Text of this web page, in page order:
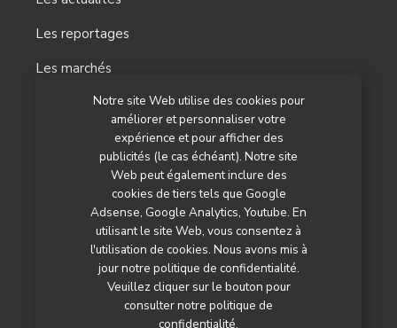
Notre site Web utilise des cookies pour
améliorer et personnaliser votre
expérience et pour afficher des
publicités (le cas échéant). Notre site
Web peut également inclure des
cookies de tiers tels que Google
Adsense, Google Analytics, Youtube. En
utilisant le site Web, vous consentez à
l'utilisation de cookies. Nous avons mis à
jour notre politique de confidentialité.
Veuillez cliquer sur le bouton pour
consulter notre politique de
confidentialité.
Les reportages
Les marchés
Nos autres titres
Qui sommes-nous ?
Contactez-nous
Mentions légales
Politique de confidentialité